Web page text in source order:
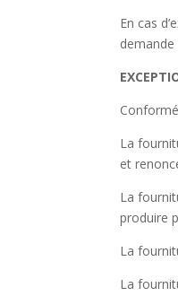
En cas
La
et
La
produire
La
La